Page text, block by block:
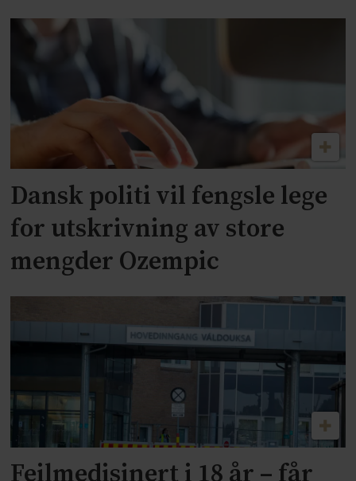
Dansk politi vil fengsle lege
for utskrivning av store
mengder Ozempic